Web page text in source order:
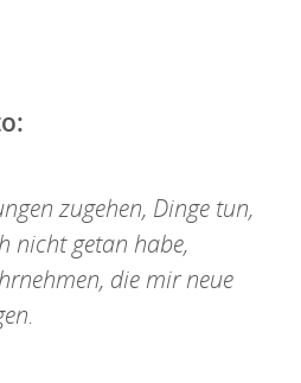
zugehen, Dinge tun,
nicht getan habe,
die mir neue